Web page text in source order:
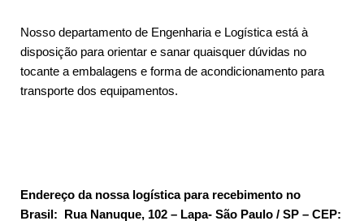
Nosso departamento de Engenharia e Logística está à
disposição para orientar e sanar quaisquer dúvidas no
tocante a embalagens e forma de acondicionamento para
transporte dos equipamentos.
Endereço da nossa logística para recebimento no
Brasil: Rua Nanuque, 102 – Lapa- São Paulo / SP – CEP: